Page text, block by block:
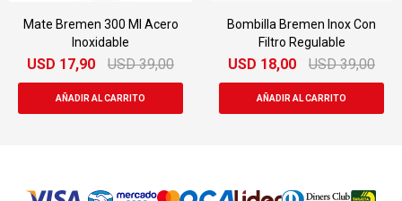
Bombilla Bremen Inox Con
Filtro Regulable
USD 18,00 USD 39,00
Jarra Eléctrica Akane 2l
2000w A.80159
USD 22,00 USD 39,00